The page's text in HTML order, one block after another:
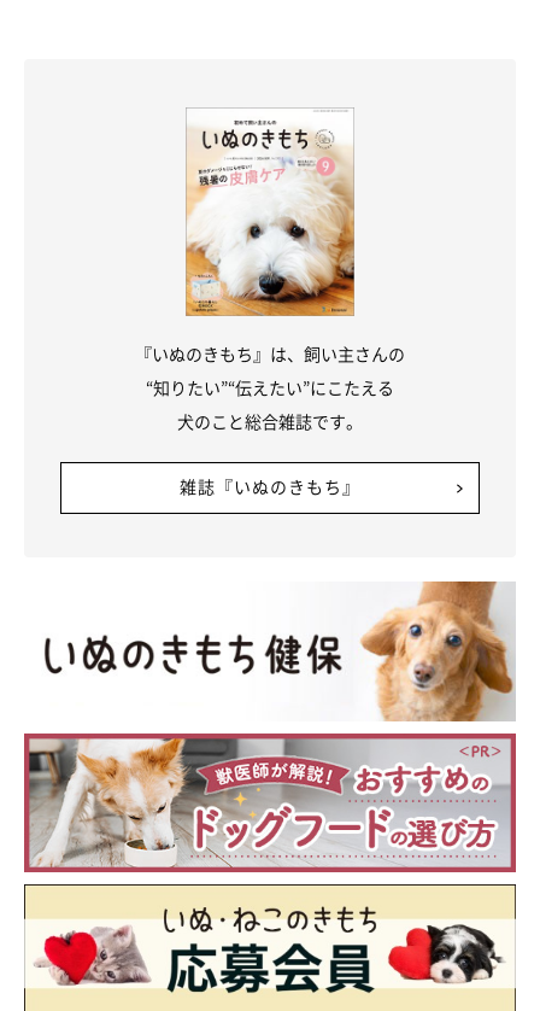
お利口さんに待てをしていると思ったら…あれれ？？
うにくん、「逆ハイハイ」してるぞ
『いぬのきもち』は、飼い主さんの
“知りたい”“伝えたい”にこたえる
犬のこと総合雑誌です。
雑誌『いぬのきもち』